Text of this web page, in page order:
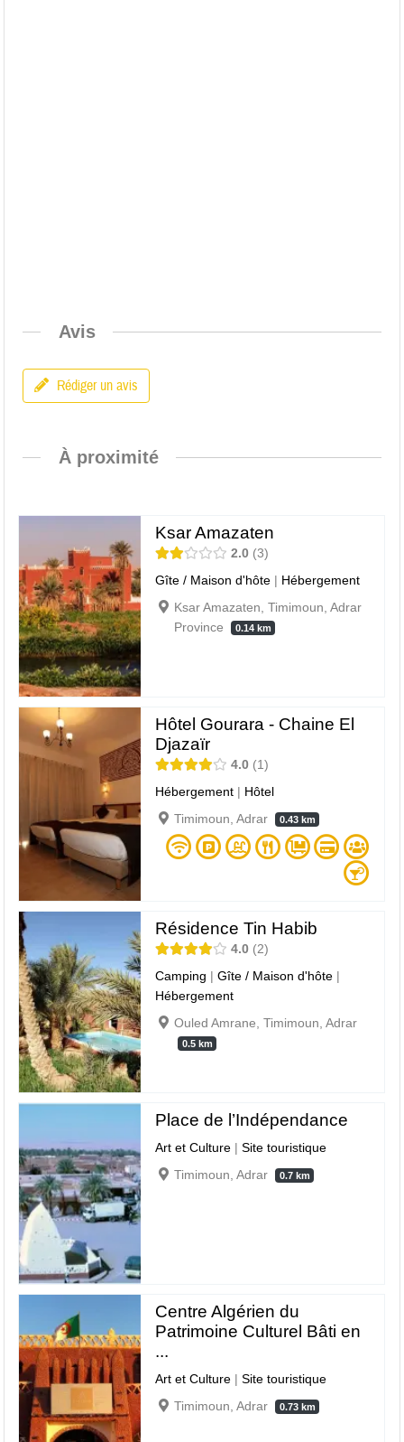
Avis
Rédiger un avis
À proximité
Ksar Amazaten
2.0 3
Gîte / Maison d'hôte | Hébergement
Ksar Amazaten, Timimoun, Adrar
Province
0.14 km
Hôtel Gourara - Chaine El
Djazaïr
4.0
1
Hébergement | Hôtel
Timimoun, Adrar
0.43 km
Résidence Tin Habib
4.0
2
Camping |Gîte / Maison d'hôte |
Hébergement
Ouled Amrane, Timimoun, Adrar
0.5 km
Place de l’Indépendance
Art et Culture |Site touristique
Timimoun, Adrar
0.7 km
Centre Algérien du
Patrimoine Culturel Bâti en
...
Art et Culture |Site touristique
Timimoun, Adrar
0.73 km